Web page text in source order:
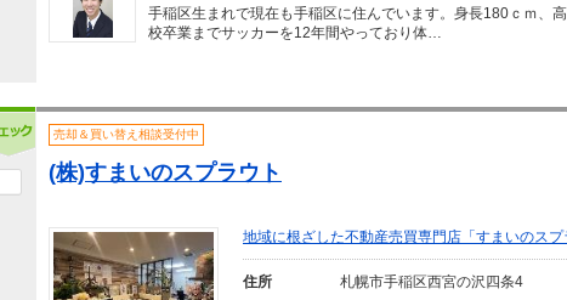
手稲区生まれで現在も手稲区に住んでいます。身長180ｃｍ、高
校卒業までサッカーを12年間やっており体…
売却＆買い替え相談受付中
(株)すまいのスプラウト
地域に根ざした不動産売買専門店「すまいのス
住所 札幌市手稲区西宮の沢四条4